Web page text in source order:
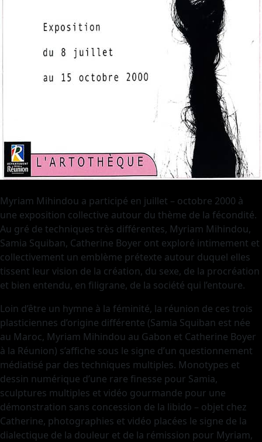
Myriam Mihindou a participé en juillet – octobre 2000 à
une exposition collective autour du thème de la fécondité.
Au gré de techniques très différentes, Myriam Mihindou,
Samia Squiban, Catherine Boyer ont exploré intimement et
collectivement un emblème prétexte autour duquel elles
tissent leur vision de la création, du sexe, de la procréation
et bien entendu, en filigrane, de la société qui l’entoure.
Loin d’être un hymne à la féminité, la réunion de ces trois
plasticiennes d’origine différente (Samia Squiban est née
au Maroc, Myriam Mihindou au Gabon et Catherine Boyer
à la Réunion) s’affiche sous le signe d’un questionnement
médiatisé par des techniques multiples. Monotypes et
dessin numérique d’une rare finesse pour Samia,
sculptures multiples et vidéo gourmande pour une
démonstration sans concession de la libido – objet chez
Catherine, photographies et vidéo placées le signe de la
dialectique de la douleur et de la rémission pour Myriam,